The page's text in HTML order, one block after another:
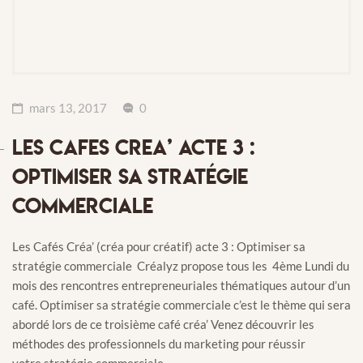
mars 13, 2017 0
LES CAFES CREA’ ACTE 3 :
OPTIMISER SA STRATÉGIE
COMMERCIALE
Les Cafés Créa’ (créa pour créatif) acte 3 : Optimiser sa
stratégie commerciale Créalyz propose tous les 4ème Lundi du
mois des rencontres entrepreneuriales thématiques autour d’un
café. Optimiser sa stratégie commerciale c’est le thème qui sera
abordé lors de ce troisième café créa’ Venez découvrir les
méthodes des professionnels du marketing pour réussir